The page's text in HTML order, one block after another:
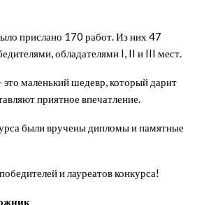
прислано 170 работ. Из них 47
обладателями I, II и III мест.
маленький шедевр, который дарит
приятное впечатление.
были вручены дипломы и памятные
и лауреатов конкурса!